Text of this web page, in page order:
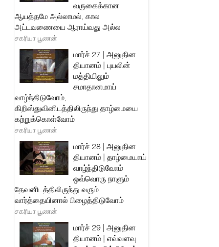
வருகைக்கான
ஆயத்தமே அல்லாமல், கால
அட்டவணையை ஆராய்வது அல்ல
சகரியா பூணன்
மார்ச் 27 | அனுதின
தியானம் | புயலின்
மத்தியிலும்
சமாதானமாய்
வாழ்ந்திடுவோம்,
கிறிஸ்துவினிடத்திலிருந்து தாழ்மையை
கற்றுக்கொள்வோம்
சகரியா பூணன்
மார்ச் 28 | அனுதின
தியானம் | தாழ்மையாய்
வாழ்ந்திடுவோம்
ஒவ்வொரு நாளும்
தேவனிடத்திலிருந்து வரும்
வார்த்தையினால் பிழைத்திடுவோம்
சகரியா பூணன்
மார்ச் 29 | அனுதின
தியானம் | எவ்வளவு